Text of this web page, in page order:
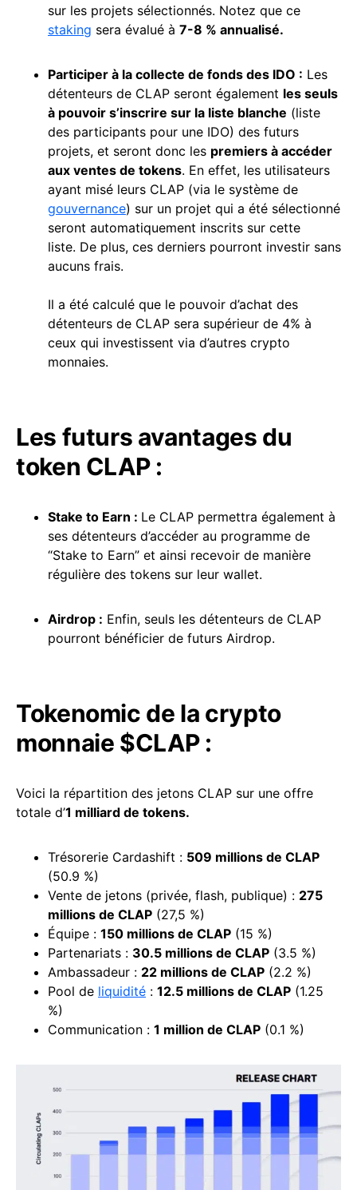
sur les projets sélectionnés. Notez que ce
staking sera évalué à 7-8 % annualisé.
Participer à la collecte de fonds des IDO : Les
détenteurs de CLAP seront également les seuls
à pouvoir s’inscrire sur la liste blanche (liste
des participants pour une IDO) des futurs
projets, et seront donc les premiers à accéder
aux ventes de tokens. En effet, les utilisateurs
ayant misé leurs CLAP (via le système de
gouvernance) sur un projet qui a été sélectionné
seront automatiquement inscrits sur cette
liste. De plus, ces derniers pourront investir sans
aucuns frais.
Il a été calculé que le pouvoir d’achat des
détenteurs de CLAP sera supérieur de 4% à
ceux qui investissent via d’autres crypto
monnaies.
Les futurs avantages du
token CLAP :
Stake to Earn : Le CLAP permettra également à
ses détenteurs d’accéder au programme de
“Stake to Earn” et ainsi recevoir de manière
régulière des tokens sur leur wallet.
Airdrop : Enfin, seuls les détenteurs de CLAP
pourront bénéficier de futurs Airdrop.
Tokenomic de la crypto
monnaie $CLAP :
Voici la répartition des jetons CLAP sur une offre
totale d’1 milliard de tokens.
Trésorerie Cardashift : 509 millions de CLAP
(50.9 %)
Vente de jetons (privée, flash, publique) : 275
millions de CLAP (27,5 %)
Équipe : 150 millions de CLAP (15 %)
Partenariats : 30.5 millions de CLAP (3.5 %)
Ambassadeur : 22 millions de CLAP (2.2 %)
Pool de liquidité : 12.5 millions de CLAP (1.25
%)
Communication : 1 million de CLAP (0.1 %)